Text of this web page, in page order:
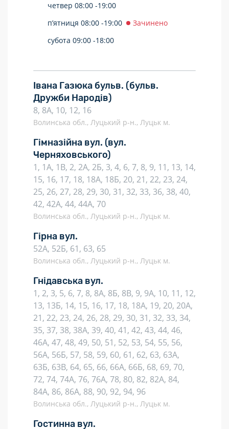
четвер 08:00 -19:00
п’ятниця 08:00 -19:00
Зачинено
субота 09:00 -18:00
Івана Газюка бульв. (бульв.
Дружби Народів)
8, 8А, 10, 12, 16
Волинська обл., Луцький р-н., Луцьк м.
Гімназійна вул. (вул.
Черняховського)
1, 1А, 1В, 2, 2А, 2Б, 3, 4, 6, 7, 8, 9, 11, 13, 14,
15, 16, 17, 18, 18А, 18Б, 20, 21, 22, 23, 24,
25, 26, 27, 28, 29, 30, 31, 32, 33, 36, 38, 40,
42, 42А, 44, 44А, 70
Волинська обл., Луцький р-н., Луцьк м.
Гірна вул.
52А, 52Б, 61, 63, 65
Волинська обл., Луцький р-н., Луцьк м.
Гнідавська вул.
1, 2, 3, 5, 6, 7, 8, 8А, 8Б, 8В, 9, 9А, 10, 11, 12,
13, 13Б, 14, 15, 16, 17, 18, 18А, 19, 20, 20А,
21, 22, 23, 24, 26, 28, 29, 30, 31, 32, 33, 34,
35, 37, 38, 38А, 39, 40, 41, 42, 43, 44, 46,
46А, 47, 48, 49, 50, 51, 52, 53, 54, 55, 56,
56А, 56Б, 57, 58, 59, 60, 61, 62, 63, 63А,
63Б, 63В, 64, 65, 66, 66А, 66Б, 68, 69, 70,
72, 74, 74А, 76, 76А, 78, 80, 82, 82А, 84,
84А, 86, 86А, 88, 90, 92, 94, 96
Волинська обл., Луцький р-н., Луцьк м.
Гостинна вул.